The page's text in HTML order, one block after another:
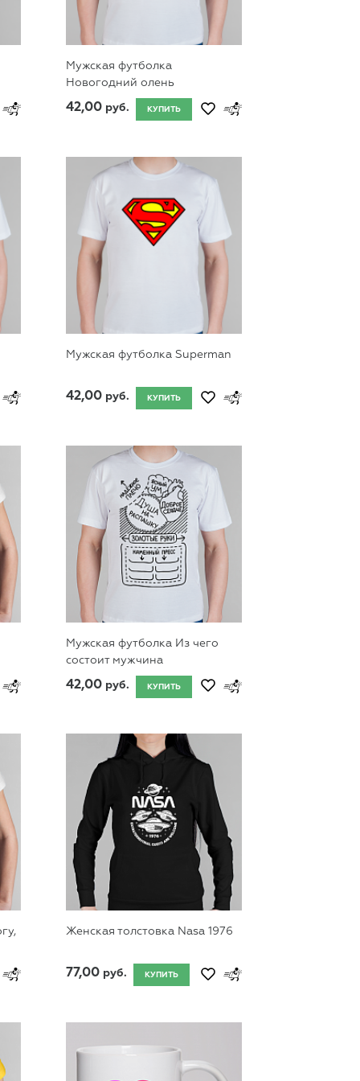
Мужская футболка
Новогодний олень
КУПИТЬ
42,00 руб.
Мужская футболка Superman
КУПИТЬ
42,00 руб.
Мужская футболка Из чего
состоит мужчина
КУПИТЬ
42,00 руб.
Женская толстовка Nasa 1976
КУПИТЬ
77,00 руб.